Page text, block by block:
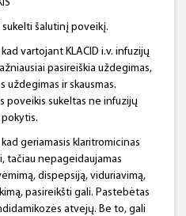
sukelti šalutinį poveikį.
vartojant KLACID i.v. infuzijų
pasireiškia uždegimas,
uždegimas ir skausmas.
poveikis sukeltas ne infuzijų
geriamasis klaritromicinas
tačiau nepageidaujamas
dispepsiją, viduriavimą,
pasireikšti gali. Pastebėtas
atvejų. Be to, gali